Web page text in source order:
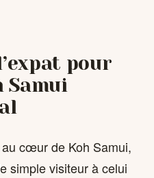
pour
Samui
au cœur de Koh Samui,
simple visiteur à celui